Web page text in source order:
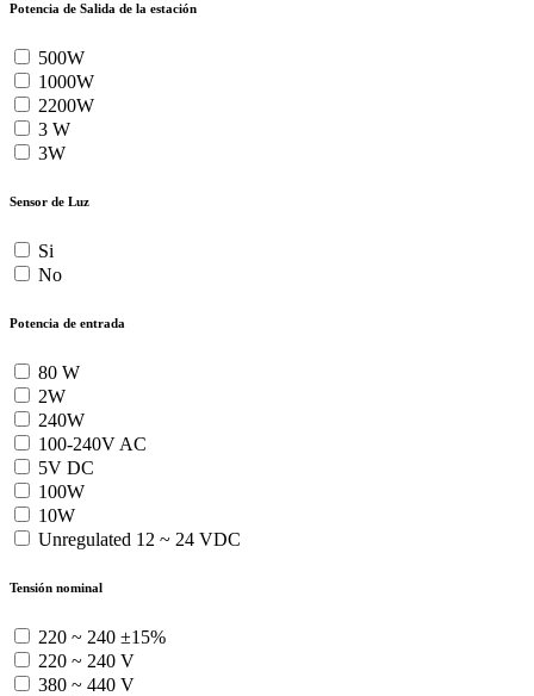
Potencia de Salida de la estación
500W
1000W
2200W
3 W
3W
Sensor de Luz
Si
No
Potencia de entrada
80 W
2W
240W
100-240V AC
5V DC
100W
10W
Unregulated 12 ~ 24 VDC
Tensión nominal
220 ~ 240 ±15%
220 ~ 240 V
380 ~ 440 V